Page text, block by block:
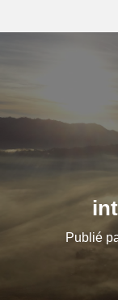
Publié